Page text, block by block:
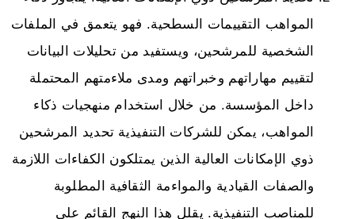
المواهب التقييمات السطحية. فهو يتعمق في الملفات
الشخصية للمرشحين، ويستفيد من تحليلات البيانات
لتقييم مهاراتهم وخبراتهم ومدى ملاءمتهم المحتملة
داخل المؤسسة. من خلال استخدام منهجيات ذكاء
المواهب، يمكن للشركات التنفيذية تحديد المرشحين
ذوي الإمكانات العالية الذين يمتلكون الكفاءات اللازمة
والصفات القيادية والمواءمة الثقافية المطلوبة
للمناصب التنفيذية. يقلل هذا النهج القائم على